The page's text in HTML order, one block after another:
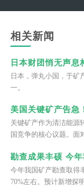
相关新闻
日本财团悄无声息
日本，弹丸小国，于矿
一。
关键矿产作为清洁能源
国竞争的核心议题。面
核心干预工具，试图通
个维度突破产业瓶颈，
策”的双重干预模式，
勘查成果丰硕 今
今年我国矿产勘查取得
70%左右。预计新增探